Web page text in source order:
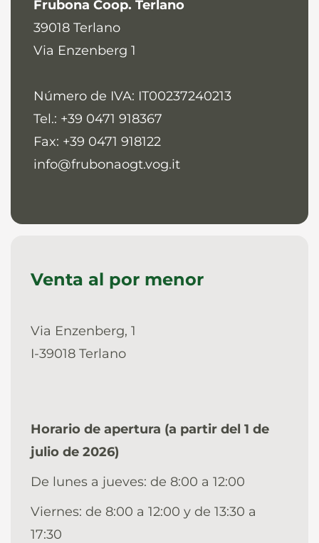
Frubona Coop. Terlano
39018 Terlano
Via Enzenberg 1
Número de IVA: IT00237240213
Tel.: +39 0471 918367
Fax: +39 0471 918122
info@frubonaogt.vog.it
Venta al por menor
Via Enzenberg, 1
I-39018 Terlano
Horario de apertura (a partir del 1 de
julio de 2026)
De lunes a jueves: de 8:00 a 12:00
Viernes: de 8:00 a 12:00 y de 13:30 a
17:30